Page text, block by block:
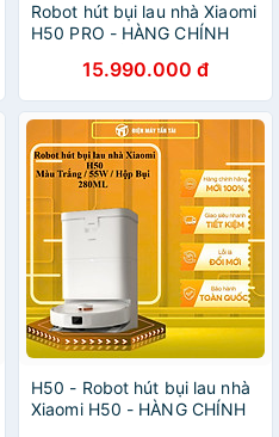
Robot hút bụi lau nhà Xiaomi
H50 PRO - HÀNG CHÍNH
15.990.000 đ
H50 - Robot hút bụi lau nhà
Xiaomi H50 - HÀNG CHÍNH